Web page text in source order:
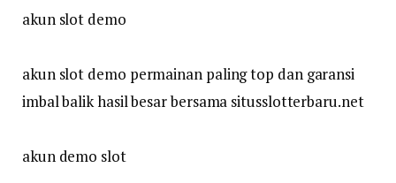
akun slot demo
akun slot demo permainan paling top dan garansi
imbal balik hasil besar bersama situsslotterbaru.net
akun demo slot